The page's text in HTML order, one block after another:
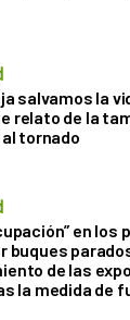
salvamos la
relato de la
tornado
en los
buques
de las
la medida de